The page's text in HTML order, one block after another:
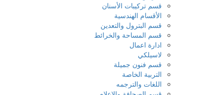
قسم تركيبات الأسنان
الأقسام الهندسية
قسم البترول والتعدين
قسم المساحة والخرائط
ادارة اعمال
لاسيلكي
قسم فنون جميلة
التربية الخاصة
اللغات والترجمه